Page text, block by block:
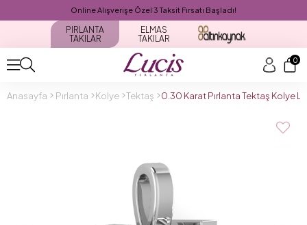
Online Alışverişe Özel 3 Taksit Fırsatı Başladı!
PIRLANTA
TAKILAR
ELMAS
TAKILAR
0
Anasayfa Pırlanta Kolye Tektaş 0.30 Karat Pırlanta Tektaş Kolye